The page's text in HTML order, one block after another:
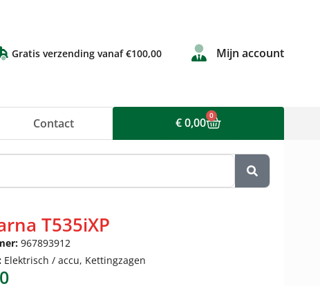
Gratis verzending vanaf €100,00 Mijn account
Contact €0,00 0
T535iXP
967893912
Elektrisch / accu, Kettingzagen